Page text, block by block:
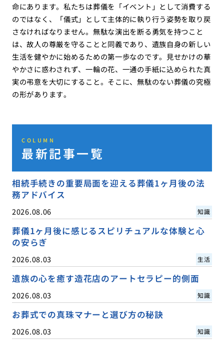
命にあります。私たちは葬儀を「イベント」として消費する
のではなく、「儀式」として主体的に執り行う姿勢を取り戻
さなければなりません。無駄な演出を断る勇気を持つこと
は、故人の尊厳を守ることと同義であり、遺族自身の新しい
生活を健やかに始めるための第一歩なのです。見せかけの華
やかさに惑わされず、一輪の花、一通の手紙に込められた真
実の弔意を大切にすること。そこに、無駄のない葬儀の究極
の形があります。
COLUMN
最新記事一覧
相続手続きの重要局面を迎える葬儀1ヶ月後の法
務アドバイス
2026.08.06 知識
葬儀1ヶ月後に感じるスピリチュアルな体験と心
の安らぎ
2026.08.03 生活
遺族の心を癒す造花店のアートセラピー的側面
2026.08.03 知識
お葬式での真珠マナーと選び方の秘訣
2026.08.03 知識